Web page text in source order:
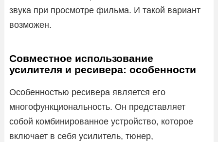
звука при просмотре фильма. И такой вариант
возможен.
Совместное использование
усилителя и ресивера: особенности
Особенностью ресивера является его
многофункциональность. Он представляет
собой комбинированное устройство, которое
включает в себя усилитель, тюнер,